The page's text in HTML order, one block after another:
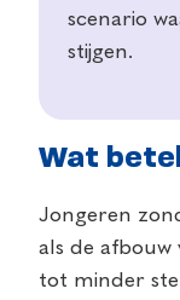
scenario
stijgen.
Wat
Jongeren
als de
tot minder